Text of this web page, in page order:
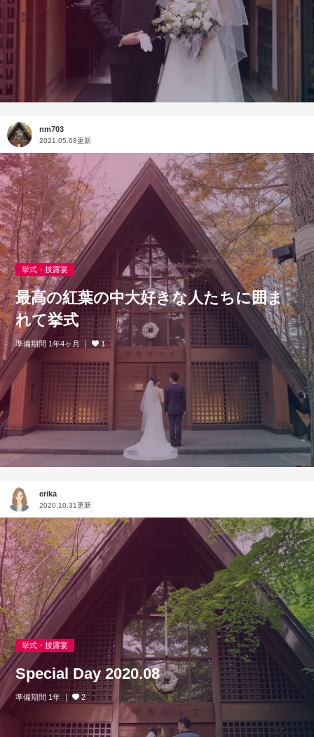
nm703
2021.05.08更新
挙式・披露宴
最高の紅葉の中大好きな人たちに囲ま
れて挙式
準備期間 1年4ヶ月 1
erika
2020.10.31更新
挙式・披露宴
Special Day 2020.08
準備期間 1年 2